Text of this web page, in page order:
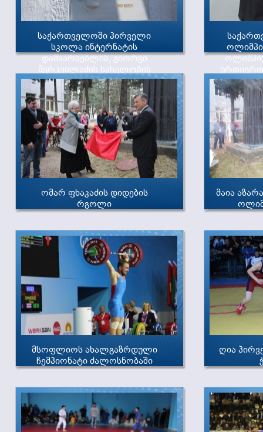
საქართველოში პირველი
სკოლა ინტერნატის
დამაარსებლის, გიორგი
მერკვილაძის სახელობის
ბარელიეფის გახსნა.
ომარ ფხაკაძის დიდების
რგოლი
მაია
მსოფლიოს ახალგაზრდული
ჩემპიონატი ძალოსნობაში
ღია